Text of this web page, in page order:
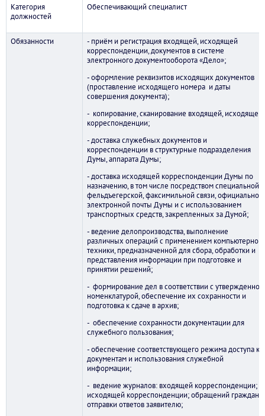
Категория
должностей
Обеспечивающий специалист
Обязанности
- приём и регистрация входящей, исходящей
корреспонденции, документов в системе
электронного документооборота «Дело»;
- оформление реквизитов исходящих документов
(проставление исходящего номера и даты
совершения документа);
- копирование, сканирование входящей, исходящей
корреспонденции;
- доставка служебных документов и
корреспонденции в структурные подразделения
Думы, аппарата Думы;
- доставка исходящей корреспонденции Думы по
назначению, в том числе посредством специальной,
фельдъегерской, факсимильной связи, официальной
электронной почты Думы и с использованием
транспортных средств, закрепленных за Думой;
- ведение делопроизводства, выполнение
различных операций с применением компьютерной
техники, предназначенной для сбора, обработки и
представления информации при подготовке и
принятии решений;
- формирование дел в соответствии с утвержденной
номенклатурой, обеспечение их сохранности и
подготовка к сдаче в архив;
- обеспечение сохранности документации для
служебного пользования;
- обеспечение соответствующего режима доступа к
документам и использования служебной
информации;
- ведение журналов: входящей корреспонденции;
исходящей корреспонденции; обращений граждан и
отправки ответов заявителю;